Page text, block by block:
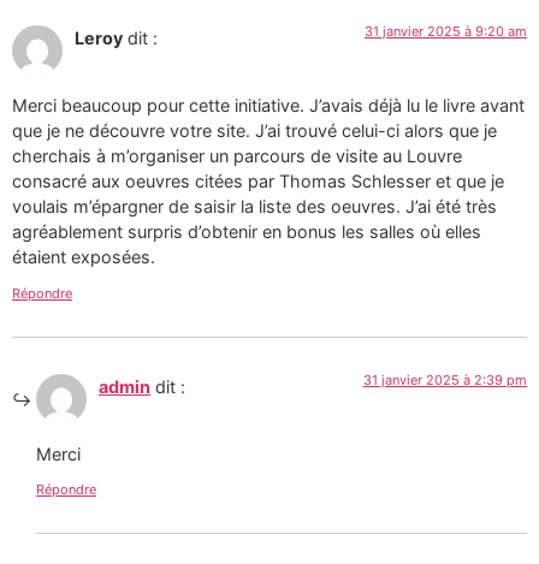
Leroy dit : 31 janvier 2025 à 9:20 am
Merci beaucoup pour cette initiative. J’avais déjà lu le livre avant
que je ne découvre votre site. J’ai trouvé celui-ci alors que je
cherchais à m’organiser un parcours de visite au Louvre
consacré aux oeuvres citées par Thomas Schlesser et que je
voulais m’épargner de saisir la liste des oeuvres. J’ai été très
agréablement surpris d’obtenir en bonus les salles où elles
étaient exposées.
Répondre
admin dit : 31 janvier 2025 à 2:39 pm
Merci
Répondre